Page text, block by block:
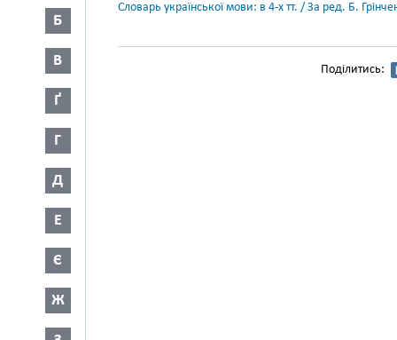
Б
В
Ґ
Г
Д
Е
Є
Ж
Словарь української мови: в 4-х тт. / За ред. Б.
Поділитись: